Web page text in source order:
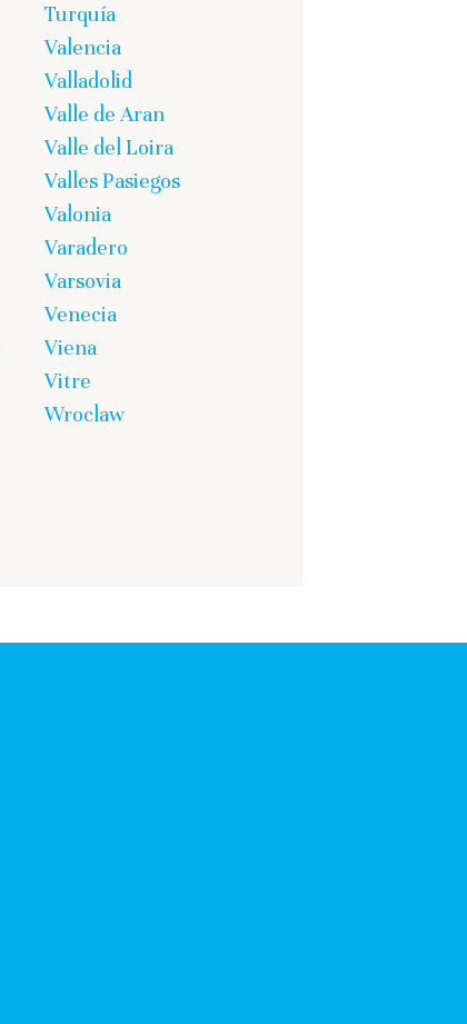
Turquía
Valencia
Valladolid
Valle de Aran
Valle del Loira
Valles Pasiegos
Valonia
Varadero
Varsovia
Venecia
Viena
Vitre
Wroclaw